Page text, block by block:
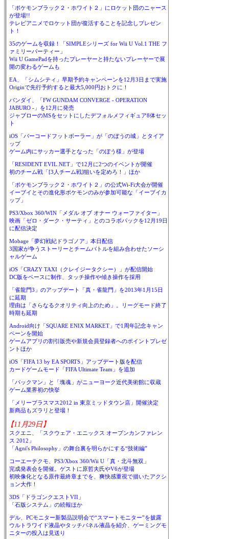
「ポケモンブラック２・ホワイト２」にロケット団のニャース
が登場!!
テレビアニメでロケット団が復活することを記念しプレゼン
ト！
35のゲームを収録！「SIMPLEシリーズ for Wii U Vol.1 THE フ
ァミリーパーティー」
Wii U GamePadを持ったプレーヤーと持たないプレーヤーで展
開の変わるゲームも
EA、「シムシティ」早期予約キャンペーンを12月3日まで実施
Originで先行予約すると最大5,000円おトクに！
バンダイ、「FW GUNDAM CONVERGE - OPERATION
JABURO -」を12月に発売
ジャブローのMSをセットにしたデフォルメフィギュア8体セッ
ト
iOS「バーコードフットボーラー」が「のぼうの城」とタイア
ップ
ゲーム内にサッカー選手となった「のぼう様」が登場
「RESIDENT EVIL.NET」で12月に2つのイベントが開催
初のチーム戦「[3人チーム戦]狙いを定めろ！」ほか
「ポケモンブラック２・ホワイト２」の公式Wi-Fi大会が開催
イーブイとその進化形ポケモンのみが参加可能な「イーブイカ
ップ」
PS3/Xbox 360/WIN「メダル オブ オナー ウォーファイター」
映画「ゼロ・ダーク・サーティ」とのコラボパックを12月19日
に配信決定
Mobage「夢幻戦紀ドラゴノア」本日配信
3国家が争うストーリーとチームバトルを組み合わせたソーシ
ャルゲーム
iOS「CRAZY TAXI（クレイジータクシー）」が配信開始
DC版をベースに制作、タッチ操作や傾き操作を採用
「雀龍門3」のアップデート「真・雀龍門」を2013年1月15日
に延期
理由は「さらなるクオリティ向上のため」。リーグモード終了
時期も延期
Android向け「SQUARE ENIX MARKET」で1周年記念キャン
ペーンを開始
ゲームアプリの割引販売や新規会員登録者へのポイントプレゼ
ントほか
iOS「FIFA 13 by EA SPORTS」アップデート版を配信
カードゲームモード「FIFA Ultimate Team」を追加
「パックマン」と「塊魂」がニューヨーク近代美術館に収蔵
ゲーム業界初の快挙
「メリープラスマス2012 in 東京ミッドタウン店」開催決定
新商品もズラリと登場！
【11月29日】
スクエニ、「スクウェア・エニックス オープンカンファレン
ス 2012」
「Agni's Philosophy」の舞台裏を明らかにする“技術編”
コーエーテクモ、PS3/Xbox 360/Wii U「真・北斗無双」
完成発表会を開催。ゲストに原哲夫氏やV6が登場
初映像化となる原作最終章までを、爽快感重視で描いたアクシ
ョン大作！
3DS「ドラゴンクエストVII」
「石版システム」の続報ほか
デル、PCモニター新製品説明会で“スマートモニター”を披露
ウルトラワイド液晶やタッチパネル液晶を紹介、ゲーミングモ
ニターの投入は見送り